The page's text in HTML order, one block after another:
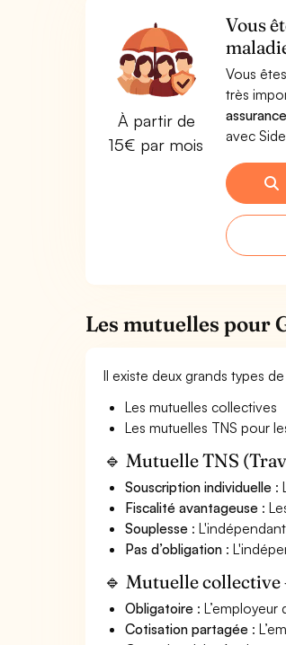
À partir de
15€ par mois
Vous
Vous
très
avec
Les mutuelles pour
Il existe deux grands types
Les mutuelles collectives
Les mutuelles TNS pour
🔹 Mutuelle TNS
Souscription individuelle :
Fiscalité avantageuse :
Souplesse :
Pas d’obligation :
🔹 Mutuelle
Obligatoire :
Cotisation partagée :